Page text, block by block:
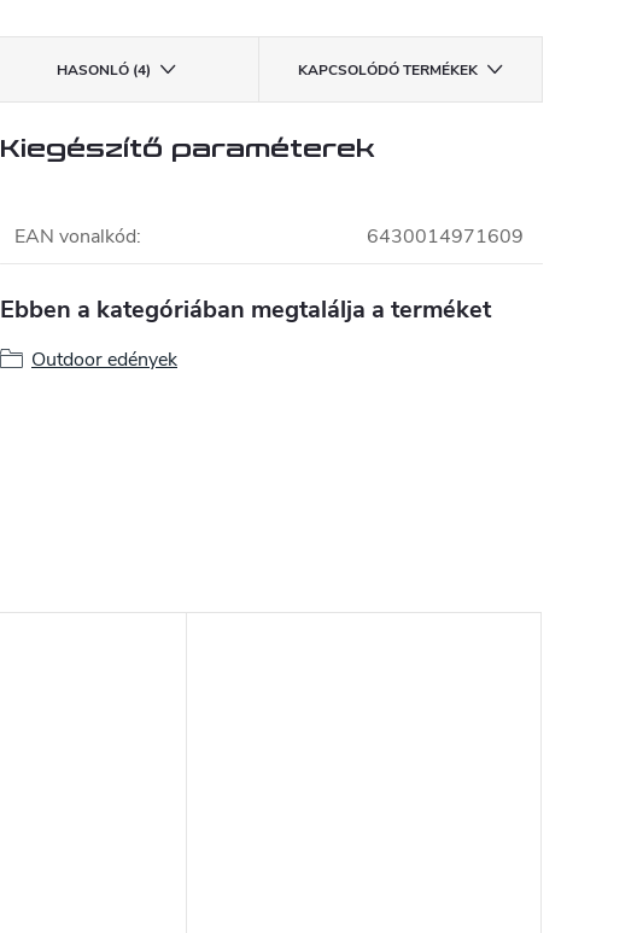
HASONLÓ (4) KAPCSOLÓDÓ TERMÉKEK
Kiegészítő paraméterek
EAN vonalkód: 6430014971609
Ebben a kategóriában megtalálja a terméket
Outdoor edények